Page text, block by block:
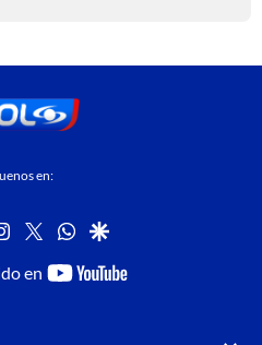
en:
instagram
twitterwhatsapp
google
en
youtube-